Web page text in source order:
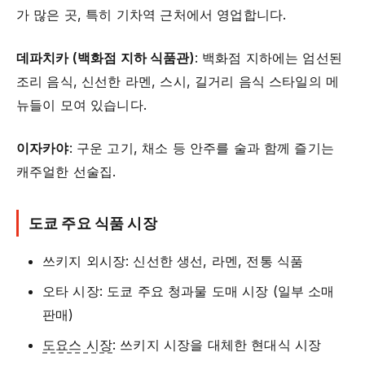
가 많은 곳, 특히 기차역 근처에서 영업합니다.
데파치카 (백화점 지하 식품관): 백화점 지하에는 엄선된
조리 음식, 신선한 라멘, 스시, 길거리 음식 스타일의 메
뉴들이 모여 있습니다.
이자카야: 구운 고기, 채소 등 안주를 술과 함께 즐기는
캐주얼한 선술집.
도쿄 주요 식품 시장
쓰키지 외시장: 신선한 생선, 라멘, 전통 식품
오타 시장: 도쿄 주요 청과물 도매 시장 (일부 소매
판매)
도요스 시장: 쓰키지 시장을 대체한 현대식 시장